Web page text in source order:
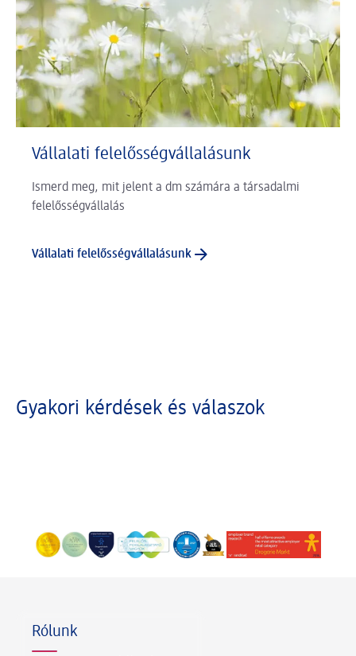
Vállalati felelősségvállalásunk
Ismerd meg, mit jelent a dm számára a társadalmi
felelősségvállalás
Vállalati felelősségvállalásunk
Gyakori kérdések és válaszok
Rólunk